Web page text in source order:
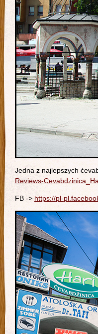
Jedna z najlepszych
Reviews-
FB -> https://pl-